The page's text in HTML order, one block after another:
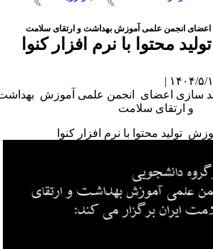
انجمن علمی آموزش بهداشت و ارتقای سلامت
محتوا با نرم افزار کنوا
سازی اعضای انجمن علمی آموزش بهداشت
و ارتقای سلامت
تولید محتوا با نرم افزار کنوا